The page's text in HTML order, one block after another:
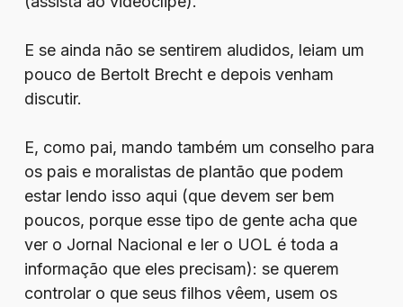
E se ainda não se sentirem aludidos, leiam um
pouco de Bertolt Brecht e depois venham
discutir.
E, como pai, mando também um conselho para
os pais e moralistas de plantão que podem
estar lendo isso aqui (que devem ser bem
poucos, porque esse tipo de gente acha que
ver o Jornal Nacional e ler o UOL é toda a
informação que eles precisam): se querem
controlar o que seus filhos vêem, usem os